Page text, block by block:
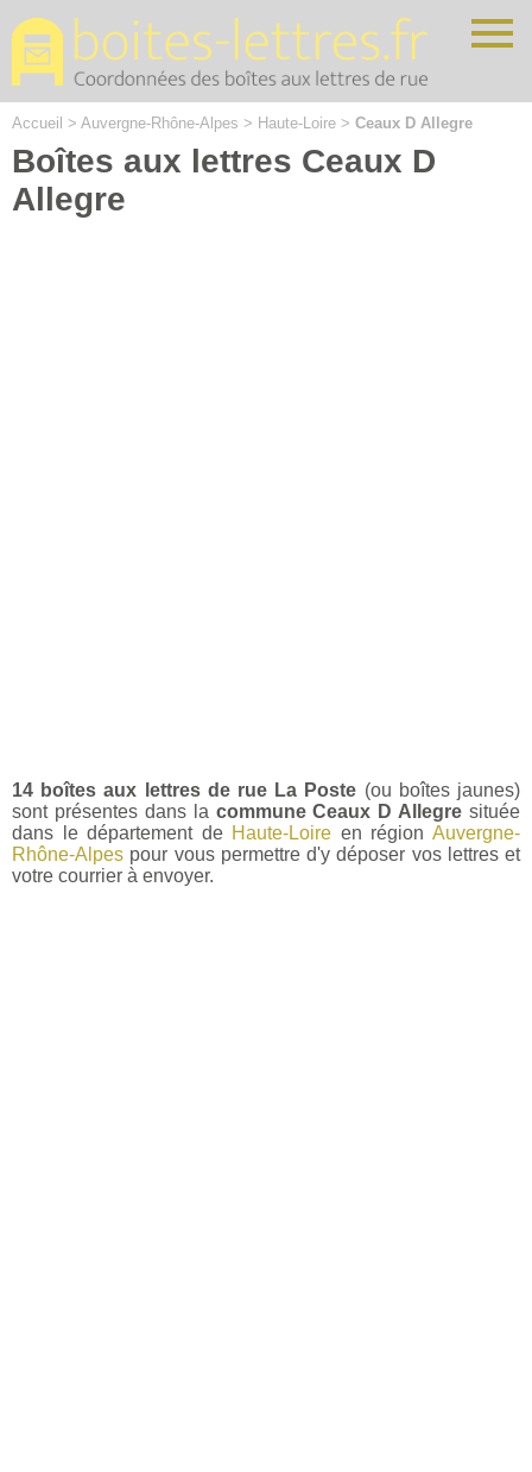
Accueil > Auvergne-Rhône-Alpes > Haute-Loire > Ceaux D Allegre
Boîtes aux lettres Ceaux D
Allegre
14 boîtes aux lettres de rue La Poste (ou boîtes jaunes)
sont présentes dans la commune Ceaux D Allegre située
dans le département de Haute-Loire en régionAuvergne-
Rhône-Alpes pour vous permettre d'y déposer vos lettres et
votre courrier à envoyer.